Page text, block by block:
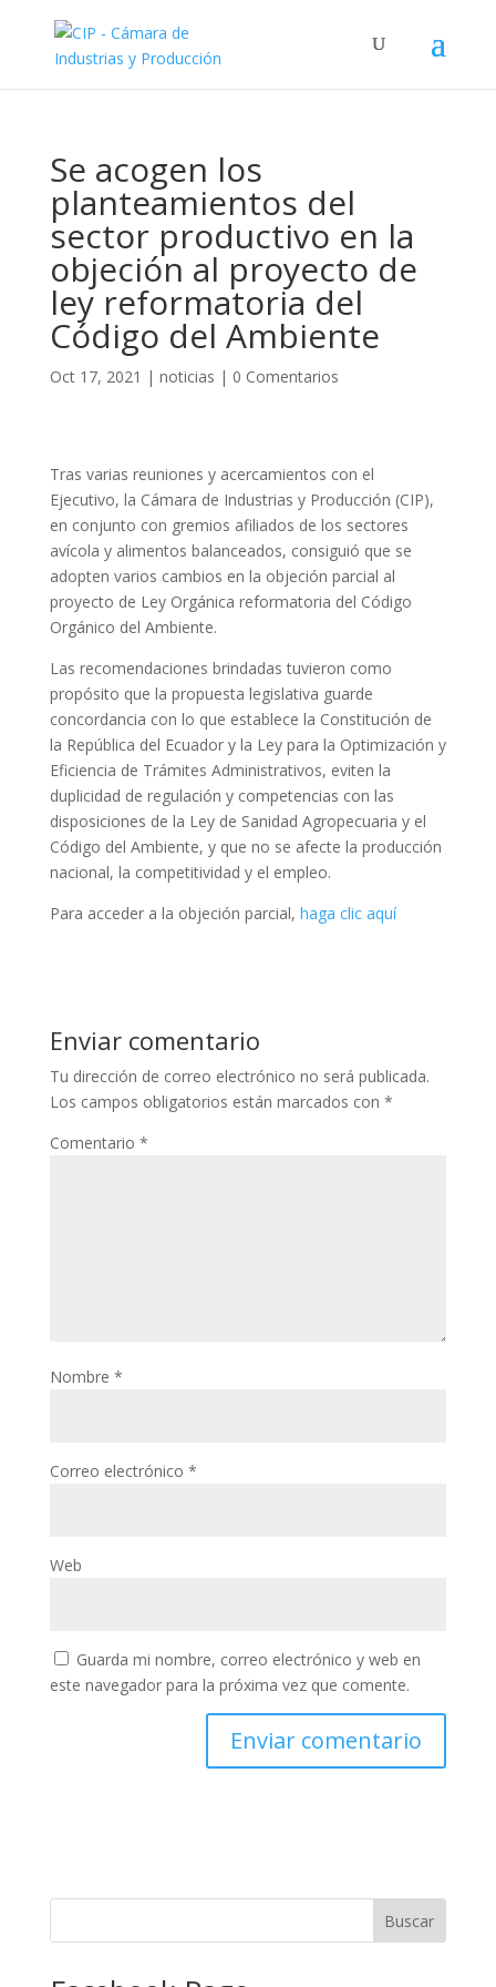
Se acogen los
planteamientos del
sector productivo en la
objeción al proyecto de
ley reformatoria del
Código del Ambiente
Oct 17, 2021 | noticias | 0 Comentarios
Tras varias reuniones y acercamientos con el
Ejecutivo, la Cámara de Industrias y Producción (CIP),
en conjunto con gremios afiliados de los sectores
avícola y alimentos balanceados, consiguió que se
adopten varios cambios en la objeción parcial al
proyecto de Ley Orgánica reformatoria del Código
Orgánico del Ambiente.
Las recomendaciones brindadas tuvieron como
propósito que la propuesta legislativa guarde
concordancia con lo que establece la Constitución de
la República del Ecuador y la Ley para la Optimización y
Eficiencia de Trámites Administrativos, eviten la
duplicidad de regulación y competencias con las
disposiciones de la Ley de Sanidad Agropecuaria y el
Código del Ambiente, y que no se afecte la producción
nacional, la competitividad y el empleo.
Para acceder a la objeción parcial, haga clic aquí
Enviar comentario
Tu dirección de correo electrónico no será publicada.
Los campos obligatorios están marcados con *
Comentario *
Nombre *
Correo electrónico *
Web
Guarda mi nombre, correo electrónico y web en
este navegador para la próxima vez que comente.